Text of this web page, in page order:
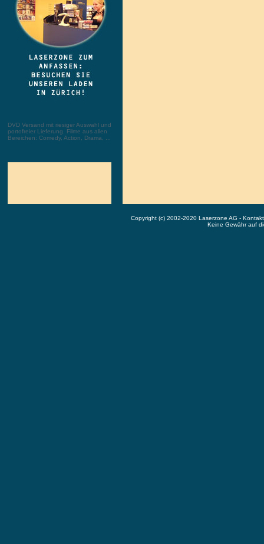
DVD Versand mit riesiger Auswahl und
portofreier Lieferung. Filme aus allen
Bereichen: Comedy, Action, Drama, ...
Copyright (c) 2002-2020 Laserzone AG -
Keine Gewähr auf